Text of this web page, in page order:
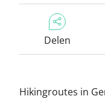
Delen
Hikingroutes in